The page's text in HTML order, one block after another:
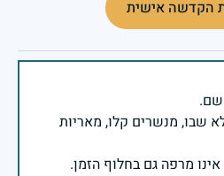
הקדשה אישית
שבו, מנשרים קלו, מאריות